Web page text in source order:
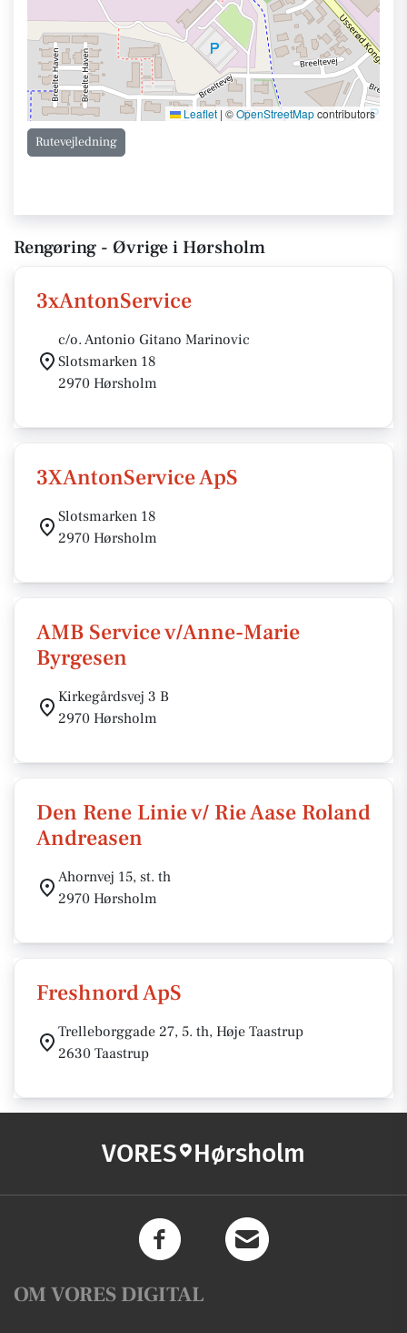
Leaflet | ©OpenStreetMapcontributors
Rutevejledning
Rengøring - Øvrige i Hørsholm
3xAntonService
c/o. Antonio Gitano Marinovic
Slotsmarken 18
2970 Hørsholm
3XAntonService ApS
Slotsmarken 18
2970 Hørsholm
AMB Service v/Anne-Marie
Byrgesen
Kirkegårdsvej 3 B
2970 Hørsholm
Den Rene Linie v/ Rie Aase Roland
Andreasen
Ahornvej 15, st. th
2970 Hørsholm
Freshnord ApS
Trelleborggade 27, 5. th, Høje Taastrup
2630 Taastrup
VORES Hørsholm
OM VORES DIGITAL